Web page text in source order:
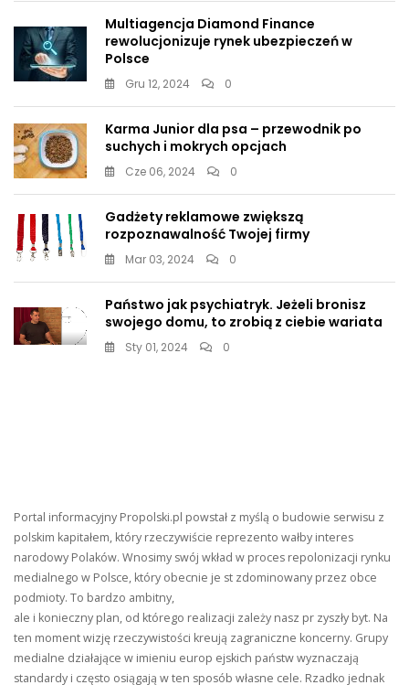
Multiagencja Diamond Finance
rewolucjonizuje rynek ubezpieczeń w
Polsce
Gru 12, 2024 0
Karma Junior dla psa – przewodnik po
suchych i mokrych opcjach
Cze 06, 2024 0
Gadżety reklamowe zwiększą
rozpoznawalność Twojej firmy
Mar 03, 2024 0
Państwo jak psychiatryk. Jeżeli bronisz
swojego domu, to zrobią z ciebie wariata
Sty 01, 2024 0
Portal informacyjny Propolski.pl powstał z myślą o budowie serwisu z
polskim kapitałem, który rzeczywiście reprezento wałby interes
narodowy Polaków. Wnosimy swój wkład w proces repolonizacji rynku
medialnego w Polsce, który obecnie je st zdominowany przez obce
podmioty. To bardzo ambitny,
ale i konieczny plan, od którego realizacji zależy nasz pr zyszły byt. Na
ten moment wizję rzeczywistości kreują zagraniczne koncerny. Grupy
medialne działające w imieniu europ ejskich państw wyznaczają
standardy i często osiągają w ten sposób własne cele. Rzadko jednak